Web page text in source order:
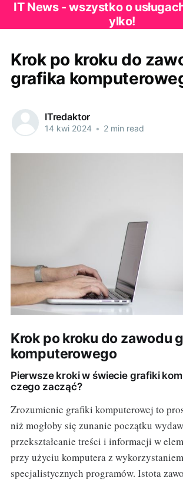
IT News - wszystko o
ylko!
Krok po kroku do
grafika
ITredaktor
14 kwi 2024 • 2 min read
Krok po kroku do zawodu
komputerowego
Pierwsze kroki w świecie grafiki
czego zacząć?
Zrozumienie grafiki komputerowej to
niż mogłoby się zunanie początku
przekształcanie treści i informacji w
przy użyciu komputera z wykorzystaniem
specjalistycznych programów. Istota